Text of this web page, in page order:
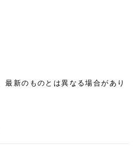
新のものとは異なる場合があり